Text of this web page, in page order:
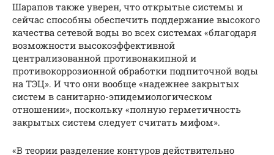
Шарапов также уверен, что открытые системы и
сейчас способны обеспечить поддержание высокого
качества сетевой воды во всех системах «благодаря
возможности высокоэффективной
централизованной противонакипной и
противокоррозионной обработки подпиточной воды
на ТЭЦ». И что они вообще «надежнее закрытых
систем в санитарно-эпидемиологическом
отношении», поскольку «полную герметичность
закрытых систем следует считать мифом».
«В теории разделение контуров действительно